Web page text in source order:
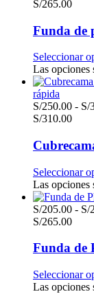
S/265.00
Funda de
Seleccionar
Las opciones
rápida
S/250.00 - S/
S/310.00
Seleccionar
Las opciones
S/205.00 - S/
S/265.00
Funda de
Seleccionar
Las opciones